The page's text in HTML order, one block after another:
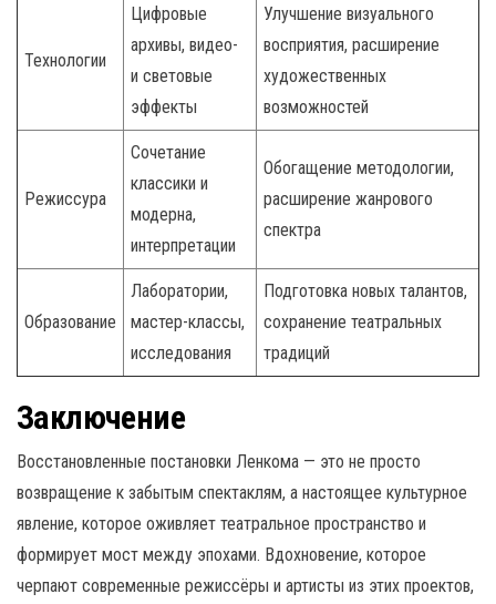
Технологии
Цифровые
архивы, видео-
и световые
эффекты
Улучшение визуального
восприятия, расширение
художественных
возможностей
Режиссура
Сочетание
классики и
модерна,
интерпретации
Обогащение методологии,
расширение жанрового
спектра
Образование
Лаборатории,
мастер-классы,
исследования
Подготовка новых талантов,
сохранение театральных
традиций
Заключение
Восстановленные постановки Ленкома — это не просто
возвращение к забытым спектаклям, а настоящее культурное
явление, которое оживляет театральное пространство и
формирует мост между эпохами. Вдохновение, которое
черпают современные режиссёры и артисты из этих проектов,